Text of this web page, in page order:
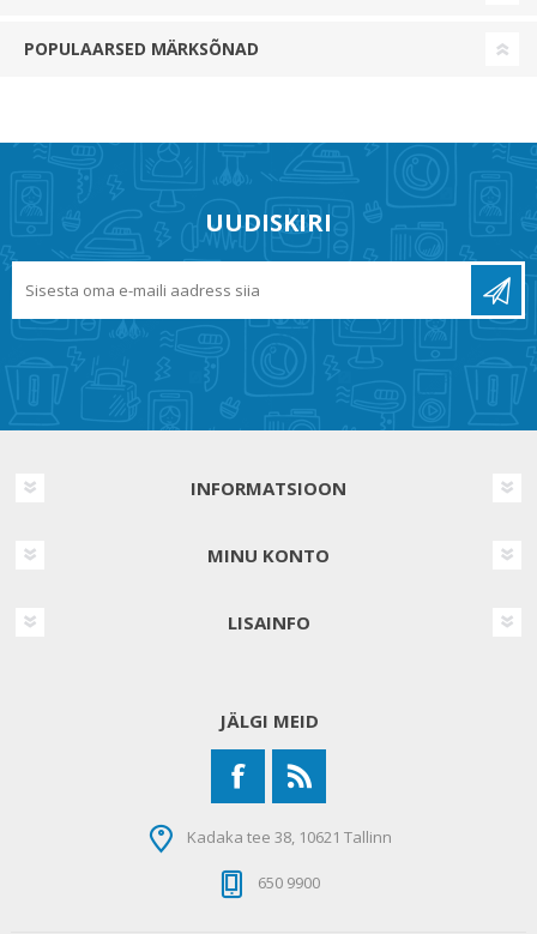
POPULAARSED MÄRKSÕNAD
UUDISKIRI
INFORMATSIOON
MINU KONTO
LISAINFO
JÄLGI MEID
Kadaka tee 38, 10621 Tallinn
650 9900